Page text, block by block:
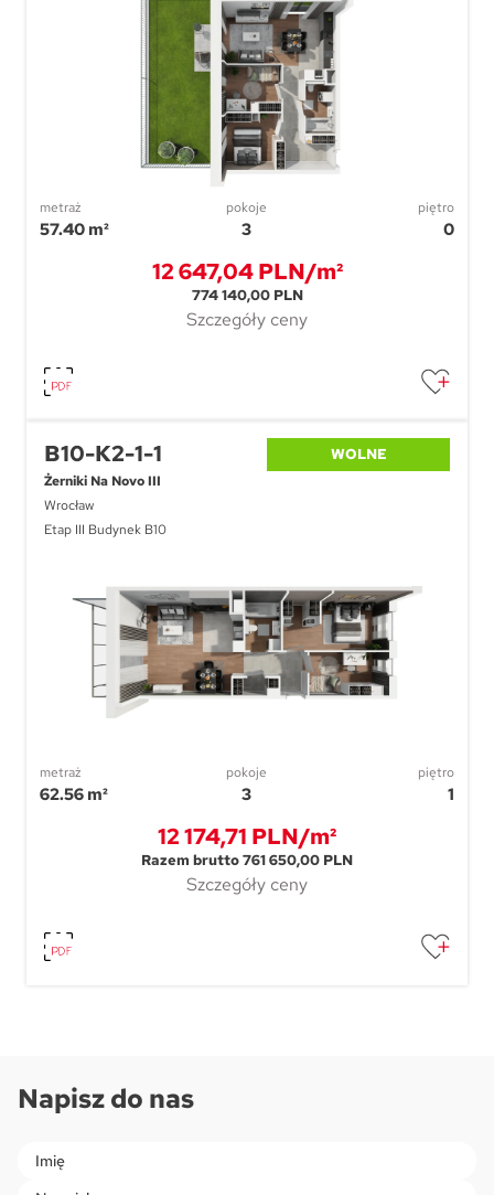
metraż
57.40 m²
pokoje
3
piętro
0
12 647,04 PLN/m²
774 140,00 PLN
Szczegóły ceny
B10-K2-1-1
Żerniki Na Novo III
Wrocław
Etap III Budynek B10
WOLNE
metraż
62.56 m²
pokoje
3
piętro
1
12 174,71 PLN/m²
Razem brutto 761 650,00 PLN
Szczegóły ceny
Napisz do nas
Please leave this field empty.